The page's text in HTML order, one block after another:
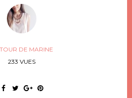
DE MARINE
233 VUES